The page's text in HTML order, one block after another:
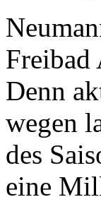
Freibad
Denn
wegen
des
eine